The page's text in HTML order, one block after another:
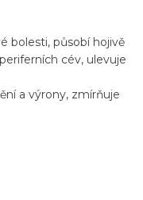
bolesti, působí hojivě
cév, ulevuje
a výrony, zmírňuje